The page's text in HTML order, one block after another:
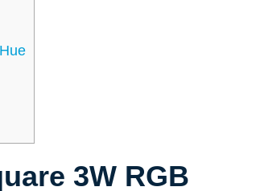
3W​ RGB